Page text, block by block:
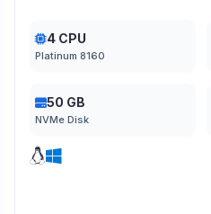
4 CPU
Platinum 8160
50 GB
NVMe Disk